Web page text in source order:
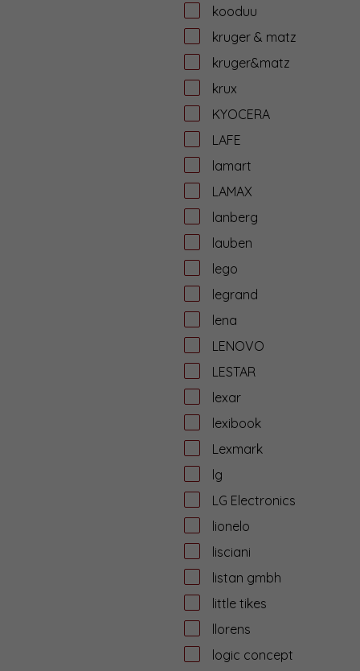
kooduu
kruger & matz
kruger&matz
krux
KYOCERA
LAFE
lamart
LAMAX
lanberg
lauben
lego
legrand
lena
LENOVO
LESTAR
lexar
lexibook
Lexmark
lg
LG Electronics
lionelo
lisciani
listan gmbh
little tikes
llorens
logic concept